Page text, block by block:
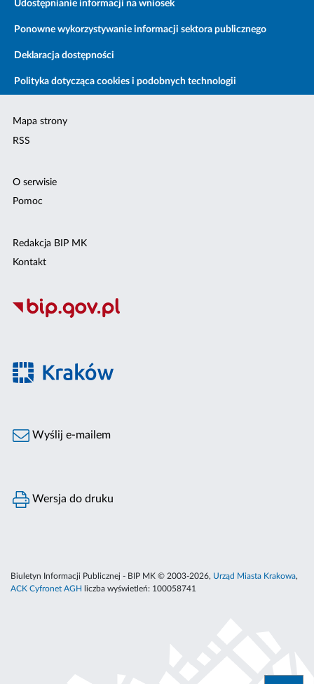
Udostępnianie informacji na wniosek
Ponowne wykorzystywanie informacji sektora publicznego
Deklaracja dostępności
Polityka dotycząca cookies i podobnych technologii
Mapa strony
RSS
O serwisie
Pomoc
Redakcja BIP MK
Kontakt
Wyślij e-mailem
Wersja do druku
Biuletyn Informacji Publicznej - BIP MK © 2003-2026, Urząd Miasta Krakowa,
ACK Cyfronet AGH
liczba wyświetleń: 100058741